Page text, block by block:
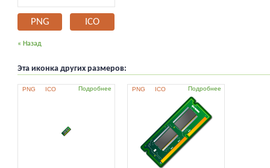
PNG ICO
« Назад
Эта иконка других размеров:
PNG ICO Подробнее PNG ICO Подробнее